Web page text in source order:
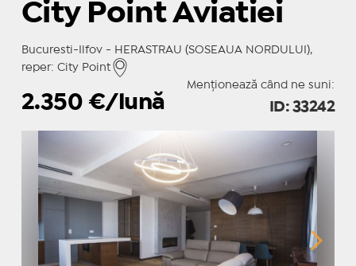
City Point Aviatiei
Bucuresti-Ilfov - HERASTRAU (SOSEAUA NORDULUI),
reper: City Point
Menționează când ne suni:
2.350 €/lună ID: 33242